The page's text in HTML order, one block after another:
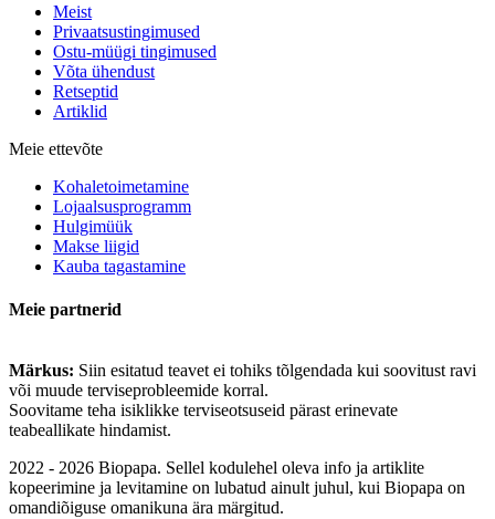
Meist
Privaatsustingimused
Ostu-müügi tingimused
Võta ühendust
Retseptid
Artiklid
Meie ettevõte
Kohaletoimetamine
Lojaalsusprogramm
Hulgimüük
Makse liigid
Kauba tagastamine
Meie partnerid
Märkus: Siin esitatud teavet ei tohiks tõlgendada kui soovitust ravi
või muude terviseprobleemide korral.
Soovitame teha isiklikke terviseotsuseid pärast erinevate
teabeallikate hindamist.
2022 - 2026 Biopapa. Sellel kodulehel oleva info ja artiklite
kopeerimine ja levitamine on lubatud ainult juhul, kui Biopapa on
omandiõiguse omanikuna ära märgitud.